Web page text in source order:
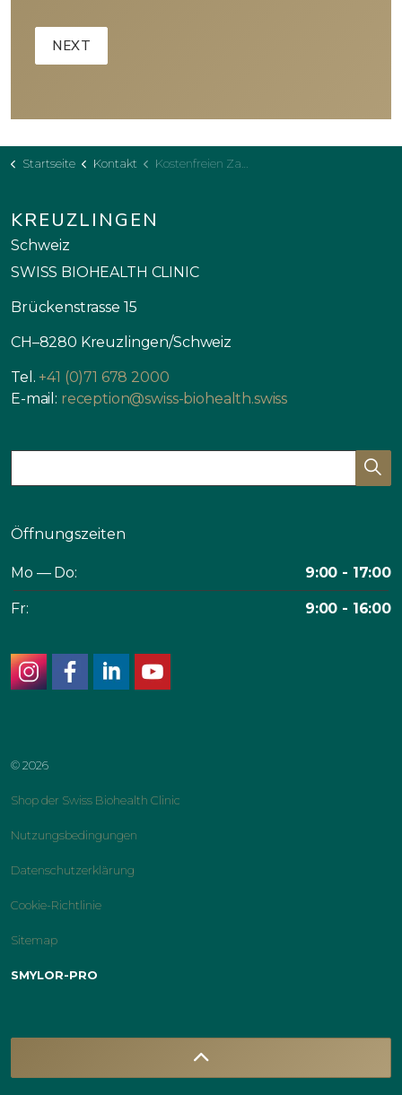
Startseite Kontakt Kostenfreien Zahnbehandlungsplan
KREUZLINGEN
Schweiz
SWISS BIOHEALTH CLINIC
Brückenstrasse 15
CH–8280 Kreuzlingen/Schweiz
Tel. +41 (0)71 678 2000
E-mail: reception@swiss-biohealth.swiss
Öffnungszeiten
Mo — Do: 9:00 - 17:00
Fr: 9:00 - 16:00
© 2026
Shop der Swiss Biohealth Clinic
Nutzungsbedingungen
Datenschutzerklärung
Cookie-Richtlinie
Sitemap
SMYLOR-PRO